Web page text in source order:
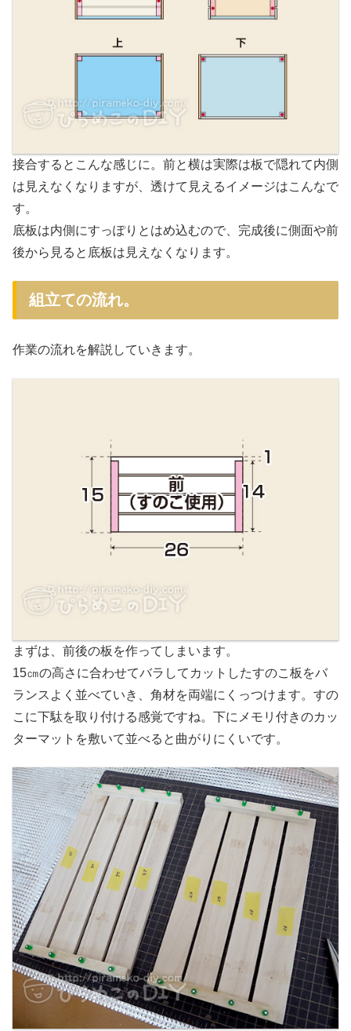
接合するとこんな感じに。前と横は実際は板で隠れて内側
は見えなくなりますが、透けて見えるイメージはこんなで
す。
底板は内側にすっぽりとはめ込むので、完成後に側面や前
後から見ると底板は見えなくなります。
組立ての流れ。
作業の流れを解説していきます。
まずは、前後の板を作ってしまいます。
15㎝の高さに合わせてバラしてカットしたすのこ板をバ
ランスよく並べていき、角材を両端にくっつけます。すの
こに下駄を取り付ける感覚ですね。下にメモリ付きのカッ
ターマットを敷いて並べると曲がりにくいです。